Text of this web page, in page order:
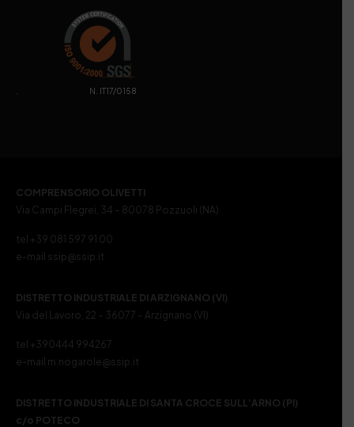
. N. IT17/0158
COMPRENSORIO OLIVETTI
Via Campi Flegrei, 34 – 80078 Pozzuoli (NA)
tel +39 081 597 91 00
e-mail ssip@ssip.it
DISTRETTO INDUSTRIALE DI ARZIGNANO (VI)
Via del Lavoro, 22 – 36077 – Arzignano (VI)
tel +390444 994267
e-mail m.nogarole@ssip.it
DISTRETTO INDUSTRIALE DI SANTA CROCE SULL’ARNO (PI)
c/o POTECO